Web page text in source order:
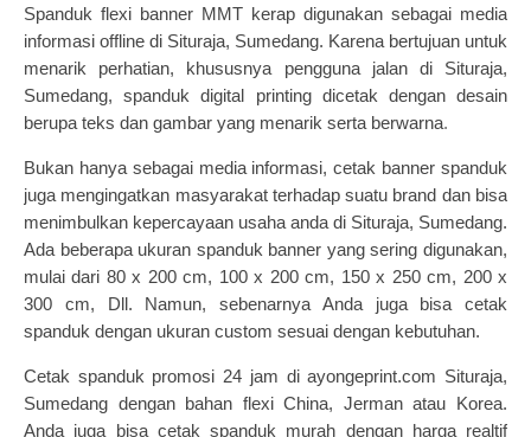
Spanduk flexi banner MMT kerap digunakan sebagai media
informasi offline di Situraja, Sumedang. Karena bertujuan untuk
menarik perhatian, khususnya pengguna jalan di Situraja,
Sumedang, spanduk digital printing dicetak dengan desain
berupa teks dan gambar yang menarik serta berwarna.
Bukan hanya sebagai media informasi,cetak banner spanduk
juga mengingatkan masyarakat terhadap suatu brand dan bisa
menimbulkan kepercayaan usaha anda di Situraja, Sumedang.
Ada beberapa ukuran spanduk banner yang sering digunakan,
mulai dari 80 x 200 cm, 100 x 200 cm, 150 x 250 cm, 200 x
300 cm, Dll. Namun, sebenarnya Anda juga bisa cetak
spanduk dengan ukuran custom sesuai dengan kebutuhan.
Cetak spanduk promosi 24 jam di ayongeprint.com Situraja,
Sumedang dengan bahan flexi China, Jerman atau Korea.
Anda juga bisa cetak spanduk murah dengan harga realtif